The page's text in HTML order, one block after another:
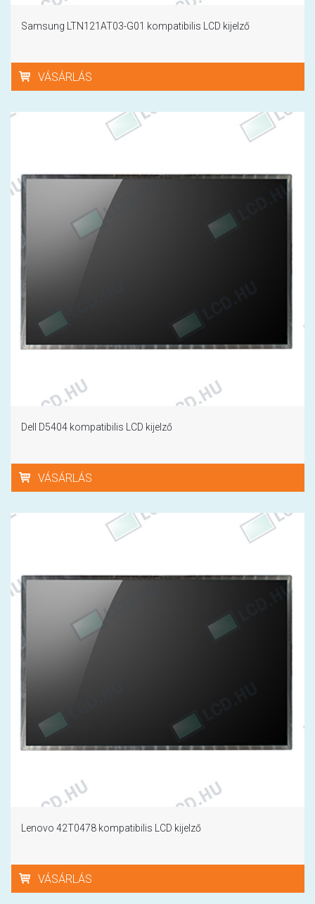
Samsung LTN121AT03-G01 kompatibilis LCD kijelző
VÁSÁRLÁS
Dell D5404 kompatibilis LCD kijelző
VÁSÁRLÁS
Lenovo 42T0478 kompatibilis LCD kijelző
VÁSÁRLÁS